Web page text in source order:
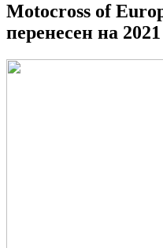
Motocross of
перенесен на 2021